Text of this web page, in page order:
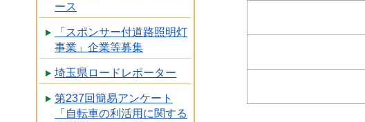
ース
「スポンサー付道路照明灯
事業」企業等募集
埼玉県ロードレポーター
第237回簡易アンケート
「自転車の利活用に関する